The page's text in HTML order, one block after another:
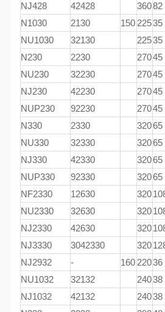
NJ428
42428 36082
N1030
2130 150 22535
NU1030
32130 22535
N230
2230 27045
NU230
32230 27045
NJ230
42230 27045
NUP230
92230 27045
N330
2330 32065
NU330
32330 32065
NJ330
42330 32065
NUP330
92330 32065
NF2330
12630 320
NU2330
32630 320
NJ2330
42630 320
NJ3330
3042330 320
NJ2932
- 160 22036
NU1032
32132 24038
NJ1032
42132 24038